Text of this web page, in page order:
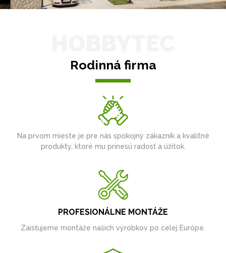
Rodinná firma
Na prvom mieste je pre nás spokojný zákazník a kvalitné
produkty, ktoré mu prinesú radosť a úžitok.
PROFESIONÁLNE MONTÁŽE
Zaisťujeme montáže našich výrobkov po celej Európe.